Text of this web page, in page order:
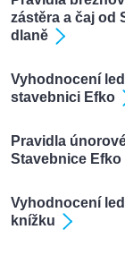
zástěra a čaj od
dlaně
Vyhodnocení
stavebnici Efko
Pravidla
Stavebnice
Vyhodnocení
knížku